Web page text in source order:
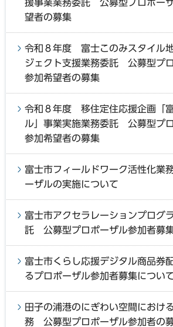
援事業業務委託 公募型プロポー
望者の募集
令和８年度 富士このみスタイル
ジェクト支援業務委託 公募型プ
参加希望者の募集
令和８年度 移住定住応援企画「
ル」事業実施業務委託 公募型プ
参加希望者の募集
富士市フィールドワーク活性化
ーザルの実施について
富士市アクセラレーションプログ
託 公募型プロポーザル参加者募
富士市くらし応援デジタル商品券
るプロポーザル参加者募集につい
田子の浦港のにぎわい空間におけ
務 公募型プロポーザル参加者の